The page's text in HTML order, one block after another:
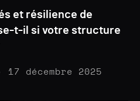
et résilience de
t-il si votre structure
17 décembre 2025